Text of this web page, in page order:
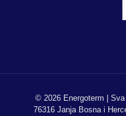
© 2026 Energoterm |
76316 Janja Bosna i